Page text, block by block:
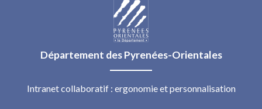
Département des Pyrenées-Orientales
Intranet collaboratif : ergonomie et personnalisation